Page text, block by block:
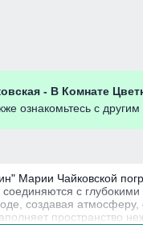
- В Комнате
ознакомьтесь с
Марии Чайковской
с
создавая
пространство